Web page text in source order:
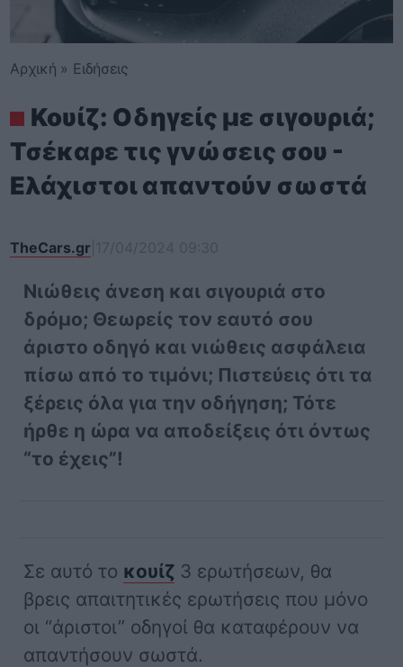
Αρχική » Ειδήσεις
Κουίζ: Οδηγείς με σιγουριά;
Τσέκαρε τις γνώσεις σου -
Ελάχιστοι απαντούν σωστά
TheCars.gr
Νιώθεις άνεση και σιγουριά στο
δρόμο; Θεωρείς τον εαυτό σου
άριστο οδηγό και νιώθεις ασφάλεια
πίσω από το τιμόνι; Πιστεύεις ότι τα
ξέρεις όλα για την οδήγηση; Τότε
ήρθε η ώρα να αποδείξεις ότι όντως
“το έχεις”!
Σε αυτό το κουίζ 3 ερωτήσεων, θα
βρεις απαιτητικές ερωτήσεις που μόνο
οι “άριστοι” οδηγοί θα καταφέρουν να
απαντήσουν σωστά.